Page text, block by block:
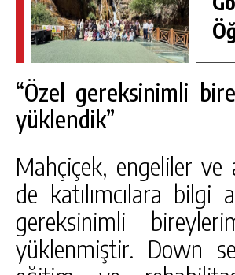
“Özel gereksinimli
yüklendik”
Mahçiçek, engeliler ve
de katılımcılara bilgi
gereksinimli
yüklenmiştir. Down